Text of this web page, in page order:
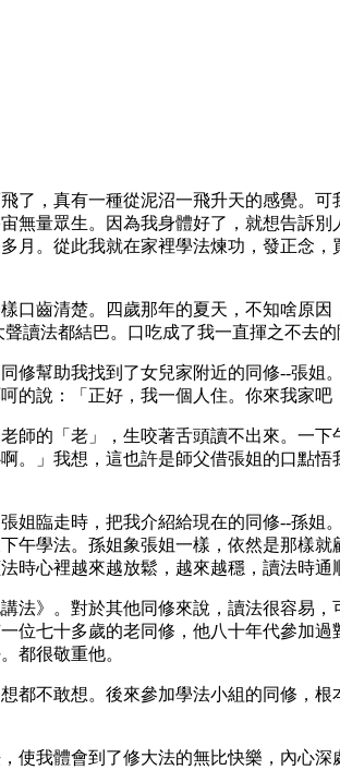
了，真有一種從泥沼一飛升天的感覺。
量眾生。因為我身體好了，就想告訴別
月。從此我就在家裡學法煉功，發正念
口齒清楚。四歲那年的夏天，不知啥原
讀法都結巴。口吃成了我一直揮之不去的
修幫助我找到了女兒家附近的同修--張姐
說：「正好，我一個人住。你來我家吧
師的「老」，生咬著舌頭讀不出來。一
」我想，這也許是師父借張姐的口點悟
姐臨走時，把我介紹給現在的同修--孫姐
午學法。孫姐象張姐一樣，依然是那樣
心裡越來越放鬆，越來越穩，讀法時通
》。對於其他同修來說，讀法很容易，
七十多歲的老同修，他八十年代參加過
都很敬重他。
不敢想。後來參加學法小組的同修，
我體會到了修大法的無比快樂，內心深